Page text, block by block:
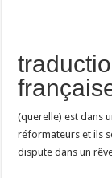
(querelle) est dans
réformateurs et ils
dispute dans un